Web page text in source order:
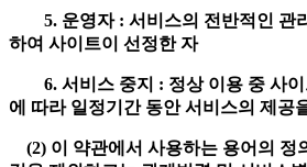
5. 운영자 : 서비스의 전반적인 관
하여 사이트이 선정한 자
6. 서비스 중지 : 정상 이용 중 사이
에 따라 일정기간 동안 서비스의 제공
(2) 이 약관에서 사용하는 용어의 정